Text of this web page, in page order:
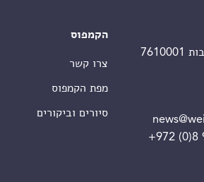
+972 (0)8
הקמפוס
צרו קשר
מפת הקמפוס
סיורים וביקורים